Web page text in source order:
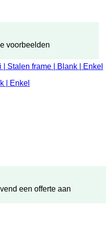
voorbeelden
een offerte aan
| Enkel